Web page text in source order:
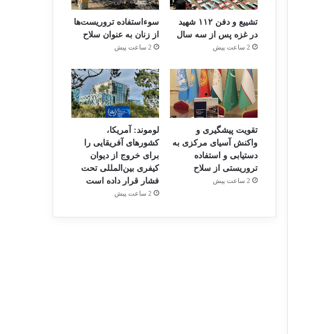
تشییع و دفن ۱۱۲ شهید
در غزه پس از سه سال
2 ساعت پیش
سوءاستفاده تروریست‌ها
از زنان به عنوان سلاح
2 ساعت پیش
تقویت پیشگیری و
واکنش آسیای مرکزی به
دستیابی و استفاده
تروریستی از سلاح
2 ساعت پیش
لوموند: آمریکا،
کشورهای آفریقایی را
برای خروج از دیوان
کیفری بین‌المللی تحت
فشار قرار داده است
2 ساعت پیش